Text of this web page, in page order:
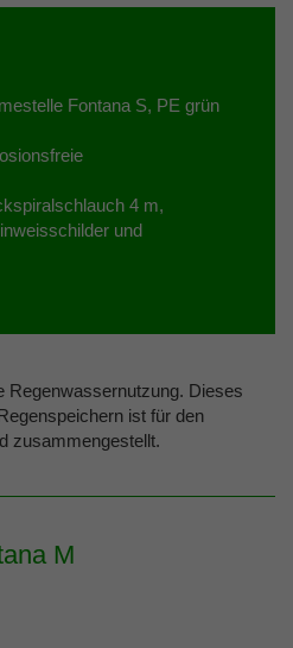
Fontana S, PE grün
4 m,
und
Regenwassernutzung. Dieses
ist für den
zusammengestellt.
M